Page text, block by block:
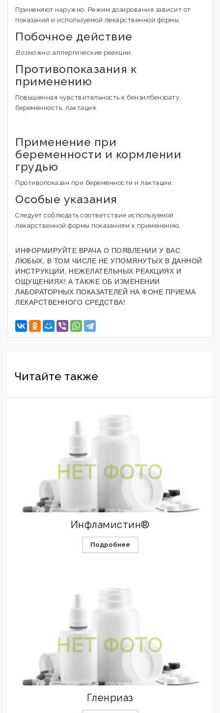
Применяют наружно. Режим дозирования зависит от
показаний и используемой лекарственной формы.
Побочное действие
Возможно:аллергические реакции.
Противопоказания к
применению
Повышенная чувствительность к бензилбензоату,
беременность, лактация.
Применение при
беременности и кормлении
грудью
Противопоказан при беременности и лактации.
Особые указания
Следует соблюдать соответствие используемой
лекарственной формы показаниям к применению.
ИНФОРМИРУЙТЕ ВРАЧА О ПОЯВЛЕНИИ У ВАС
ЛЮБЫХ, В ТОМ ЧИСЛЕ НЕ УПОМЯНУТЫХ В ДАННОЙ
ИНСТРУКЦИИ, НЕЖЕЛАТЕЛЬНЫХ РЕАКЦИЯХ И
ОЩУЩЕНИЯХ! А ТАКЖЕ ОБ ИЗМЕНЕНИИ
ЛАБОРАТОРНЫХ ПОКАЗАТЕЛЕЙ НА ФОНЕ ПРИЕМА
ЛЕКАРСТВЕННОГО СРЕДСТВА!
Читайте также
Инфламистин®
Подробнее
Гленриаз